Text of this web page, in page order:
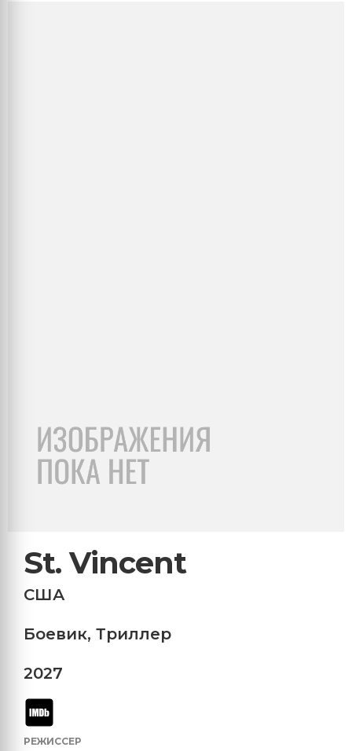
St. Vincent
США
Боевик, Триллер
2027
РЕЖИССЕР